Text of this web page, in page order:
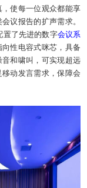
使每一位观众都能享
议报告的扩声需求。
置了先进的数字会议系
性电容式咪芯，具备
和啸叫，可实现超远
动发言需求，保障会